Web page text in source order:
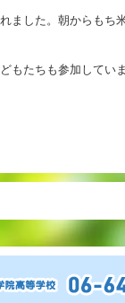
ました。朝からもち
もたちも参加してい